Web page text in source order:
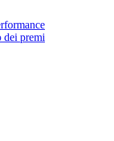
dei premi